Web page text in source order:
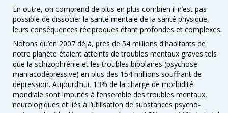
En outre, on comprend de plus en plus combien il n’est pas
possible de dissocier la santé mentale de la santé physique,
leurs conséquences réciproques étant profondes et complexes.
Notons qu’en 2007 déjà, près de 54 millions d'habitants de
notre planète étaient atteints de troubles mentaux graves tels
que la schizophrénie et les troubles bipolaires (psychose
maniacodépressive) en plus des 154 millions souffrant de
dépression. Aujourd’hui, 13% de la charge de morbidité
mondiale sont imputés à l’ensemble des troubles mentaux,
neurologiques et liés à l’utilisation de substances psycho-